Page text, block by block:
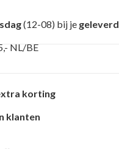
(12-08) bij je geleverd
NL/BE
korting
klanten